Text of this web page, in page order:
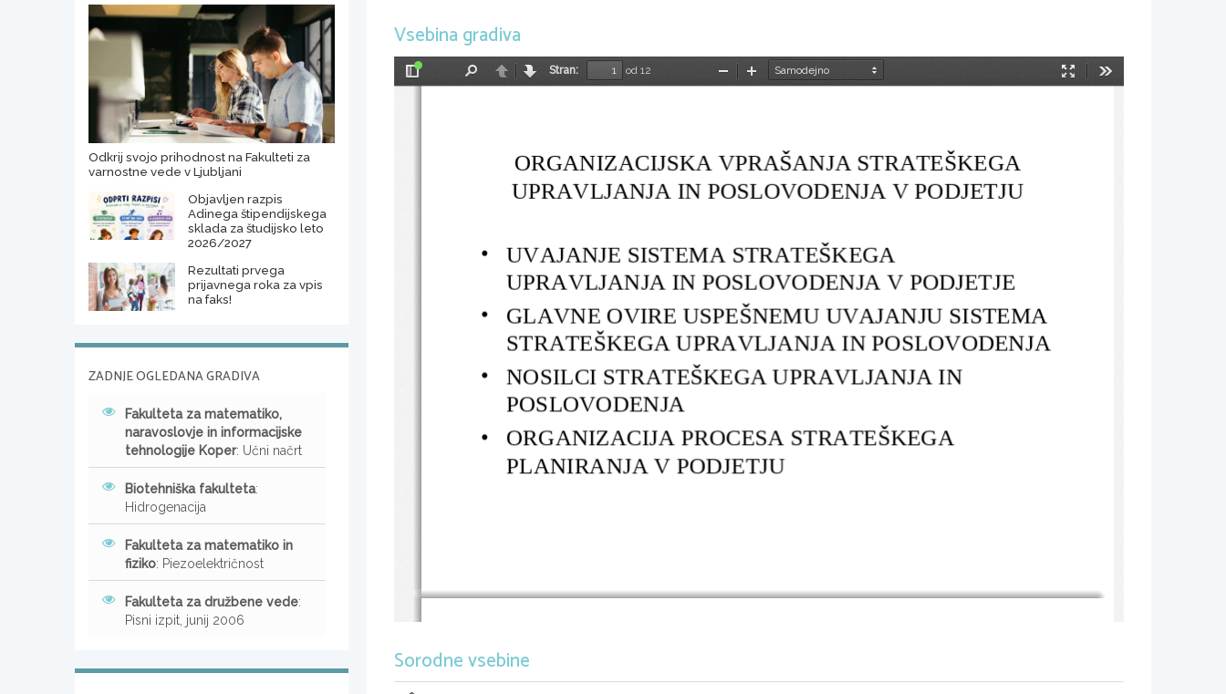
Vsebina gradiva
Preklopi
NazajNaprej
Stran:
od 12
Način
PomanjšajPovečaj
ORGANIZACIJSKA VPRAŠANJA STRATEŠKEGA
UPRAVLJANJA IN POSLOVODENJA V PODJETJU
•
UVAJANJE SISTEMA STRATEŠKEGA
UPRAVLJANJA IN POSLOVODENJA V PODJETJE
•
GLAVNE OVIRE USPEŠNEMU UVAJANJU SISTEMA
STRATEŠKEGA UPRAVLJANJA IN POSLOVODENJA
•
NOSILCI STRATEŠKEGA UPRAVLJANJA IN
POSLOVODENJA
•
ORGANIZACIJA PROCESA STRATEŠKEGA
PLANIRANJA V PODJETJU
UVAJANJE SISTEMA STRATEŠKEGA UPRAVLJANJA
Sorodne vsebine
Odkrij svojo prihodnost na Fakulteti za
varnostne vede v Ljubljani
Objavljen razpis
Adinega štipendijskega
sklada za študijsko leto
2026/2027
Rezultati prvega
prijavnega roka za vpis
na faks!
ZADNJE OGLEDANA GRADIVA
Fakulteta za matematiko,
naravoslovje in informacijske
tehnologije Koper: Učni načrt
Biotehniška fakulteta:
Hidrogenacija
Fakulteta za matematiko in
fiziko: Piezoelektričnost
Fakulteta za družbene vede:
Pisni izpit, junij 2006